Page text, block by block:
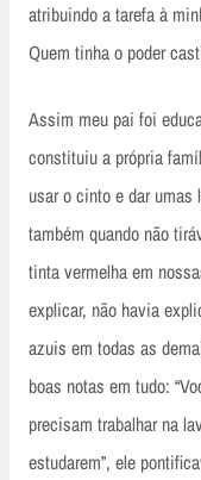
atribuindo a tarefa à
Quem tinha o poder
Assim meu pai foi
constituiu a própria
usar o cinto e dar
também quando não
tinta vermelha em
explicar, não havia
azuis em todas as
boas notas em tudo:
precisam trabalhar na
estudarem”, ele